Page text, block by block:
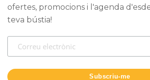
ofertes, promocions i l'agenda
teva bústia!